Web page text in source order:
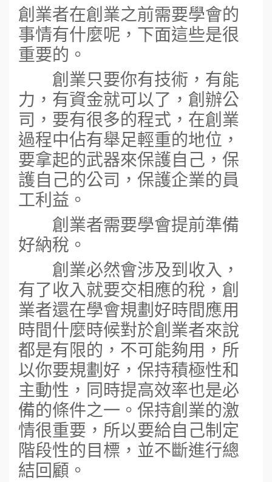
創業者在創業之前需要學會的
事情有什麼呢，下面這些是很
重要的。
創業只要你有技術，有能
力，有資金就可以了，創辦公
司，要有很多的程式，在創業
過程中佔有舉足輕重的地位，
要拿起的武器來保護自己，保
護自己的公司，保護企業的員
工利益。
創業者需要學會提前準備
好納稅。
創業必然會涉及到收入，
有了收入就要交相應的稅，創
業者還在學會規劃好時間應用
時間什麼時候對於創業者來說
都是有限的，不可能夠用，所
以你要規劃好，保持積極性和
主動性，同時提高效率也是必
備的條件之一。保持創業的激
情很重要，所以要給自己制定
階段性的目標，並不斷進行總
結回顧。